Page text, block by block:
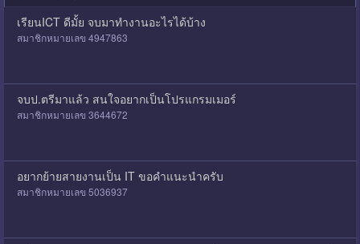
เรียนICT ดีมั้ย จบมาทำงานอะไรได้บ้าง
สมาชิกหมายเลข 4947863
จบป.ตรีมาแล้ว สนใจอยากเป็นโปรแกรมเมอร์
สมาชิกหมายเลข 3644672
อยากย้ายสายงานเป็น IT ขอคำแนะนำครับ
สมาชิกหมายเลข 5036937